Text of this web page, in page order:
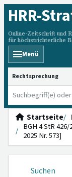
HRR-
Online-Zeitschrift und
für höchstrichterliche
Menü
HRRS durchsuchen
Startseite
BGH 4 StR
2025 Nr. 573]
Suchen